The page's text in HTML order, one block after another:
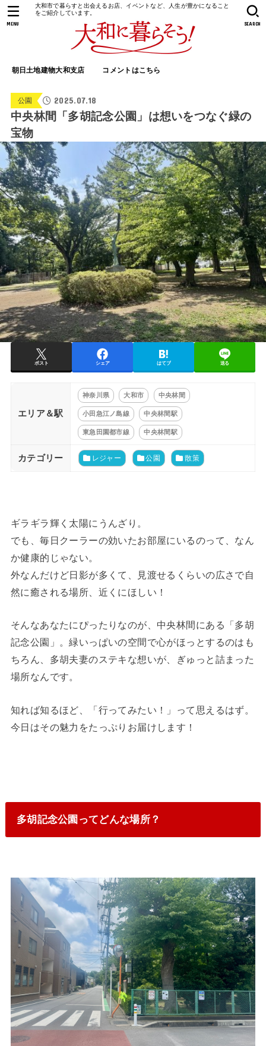
大和市で暮らすと出会えるお店、イベントなど、人生が豊かになること
をご紹介しています。
朝日土地建物大和支店 コメントはこちら
SEARCH
MENU
公園 2025.07.18
中央林間「多胡記念公園」は想いをつなぐ緑の
宝物
ポスト シェア はてブ 送る
エリア＆駅
神奈川県 大和市 中央林間
小田急江ノ島線 中央林間駅
東急田園都市線 中央林間駅
カテゴリー レジャー 公園 散策
ギラギラ輝く太陽にうんざり。
でも、毎日クーラーの効いたお部屋にいるのって、なん
か健康的じゃない。
外なんだけど日影が多くて、見渡せるくらいの広さで自
然に癒される場所、近くにほしい！
そんなあなたにぴったりなのが、中央林間にある「多胡
記念公園」。緑いっぱいの空間で心がほっとするのはも
ちろん、多胡夫妻のステキな想いが、ぎゅっと詰まった
場所なんです。
知れば知るほど、「行ってみたい！」って思えるはず。
今日はその魅力をたっぷりお届けします！
多胡記念公園ってどんな場所？